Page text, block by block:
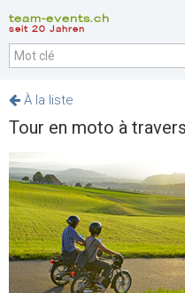
team-events.ch
seit 20 Jahren
À la liste
Tour en moto à